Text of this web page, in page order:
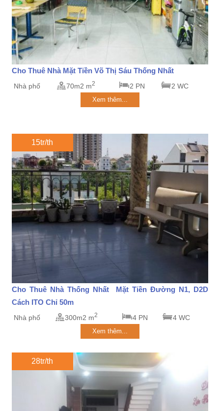
Cho Thuê Nhà Mặt Tiền Võ Thị Sáu Thống Nhất
Nhà phố 70m2 m2 2 PN 2 WC
Xem thêm...
15tr/th
Cho Thuê Nhà Thống Nhất Mặt Tiền Đường N1, D2D
Cách ITO Chỉ 50m
Nhà phố 300m2 m2 4 PN 4 WC
Xem thêm...
28tr/th